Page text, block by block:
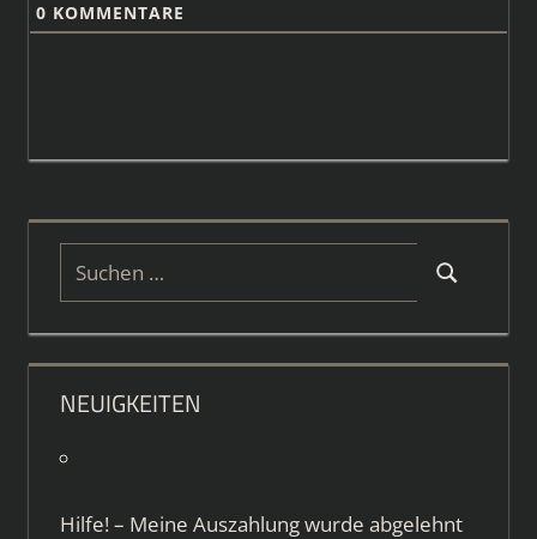
0 KOMMENTARE
Suchen
nach:
Suchen
NEUIGKEITEN
Hilfe! – Meine Auszahlung wurde abgelehnt